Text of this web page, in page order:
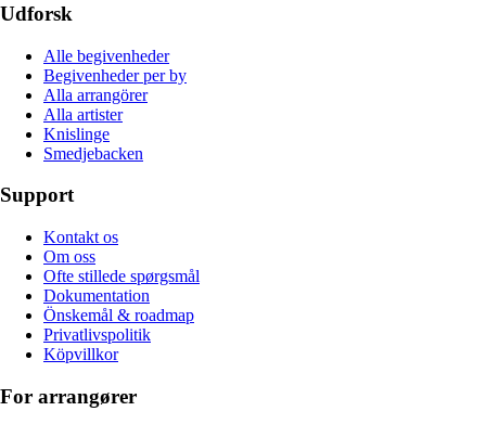
Udforsk
Alle begivenheder
Begivenheder per by
Alla arrangörer
Alla artister
Knislinge
Smedjebacken
Support
Kontakt os
Om oss
Ofte stillede spørgsmål
Dokumentation
Önskemål & roadmap
Privatlivspolitik
Köpvillkor
For arrangører